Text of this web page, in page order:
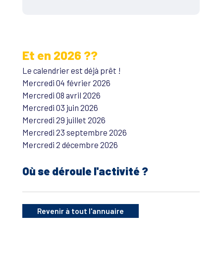
Et en 2026 ??
Le calendrier est déjà prêt !
Mercredi 04 février 2026
Mercredi 08 avril 2026
Mercredi 03 juin 2026
Mercredi 29 juillet 2026
Mercredi 23 septembre 2026
Mercredi 2 décembre 2026
Où se déroule l'activité ?
Revenir à tout l'annuaire